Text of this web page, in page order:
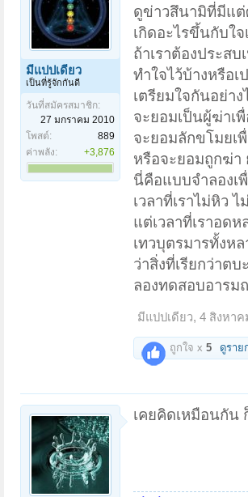
มีแปปเดียว
เป็นที่รู้จักกันดี
วันที่สมัครสมาชิก:
27 มกราคม 2010
โพสต์:
889
ค่าพลัง:
+3,876
ดูข่าวสึนามิที่มีแต่
เกิดอะไรขึ้นกับใ
ถ้าเราต้องประสบ
ทำใจไว้บ้างหรือเ
เตรียมใจกันอย่า
จะยอมเป็นผู้ฆ่าเ
จะยอมลักขโมยเ
หรือจะยอมถูกฆ่า
นี่คือแบบจำลองเ
เวลาที่เราไม่หิว
แต่เวลาที่เราอดห
เทวบุตรมารทั้งห
ว่าสิ่งที่เรียกว่าต
ลองทดสอบอารม
มีแปปเดียว, 4 สิงหาค
ถูกใจ x 5 ดูราย
เคยคิดเหมือนกัน